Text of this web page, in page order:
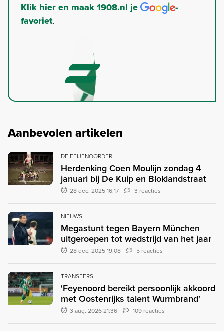
Klik hier en maak 1908.nl je
-
favoriet.
Aanbevolen artikelen
DE FEIJENOORDER
Herdenking Coen Moulijn zondag 4
januari bij De Kuip en Bloklandstraat
28 dec. 2025 16:17 3 reacties
NIEUWS
Megastunt tegen Bayern München
uitgeroepen tot wedstrijd van het jaar
28 dec. 2025 19:08 5 reacties
TRANSFERS
'Feyenoord bereikt persoonlijk akkoord
met Oostenrijks talent Wurmbrand'
3 aug. 2026 21:36 109 reacties